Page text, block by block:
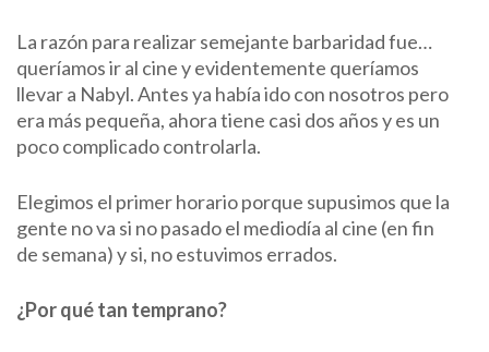
La razón para realizar semejante barbaridad fue…
queríamos ir al cine y evidentemente queríamos
llevar a Nabyl. Antes ya había ido con nosotros pero
era más pequeña, ahora tiene casi dos años y es un
poco complicado controlarla.
Elegimos el primer horario porque supusimos que la
gente no va si no pasado el mediodía al cine (en fin
de semana) y si, no estuvimos errados.
¿Por qué tan temprano?